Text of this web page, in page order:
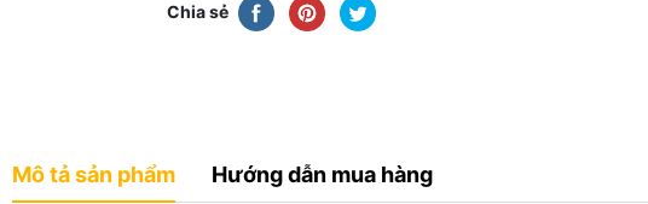
Chia sẻ
Mô tả sản phẩm Hướng dẫn mua hàng